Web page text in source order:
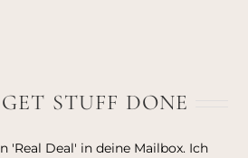
STUFF DONE
'Real Deal' in deine Mailbox. Ich